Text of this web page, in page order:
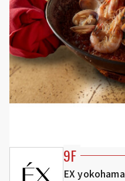
9F
EX yokohama